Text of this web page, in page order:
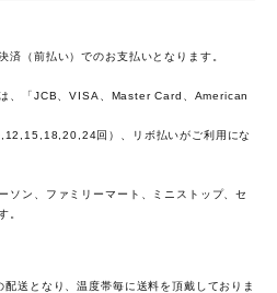
済（前払い）でのお支払いとなります。
、「JCB、VISA、Master Card、American
回）、リボ払いがご利用にな
ソン、ファミリーマート、ミニストップ、セ
。
送となり、温度帯毎に送料を頂戴しておりま